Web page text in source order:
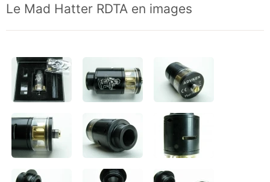
Le Mad Hatter RDTA en images